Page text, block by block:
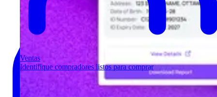
Ventas
Identifique compradores listos para comprar